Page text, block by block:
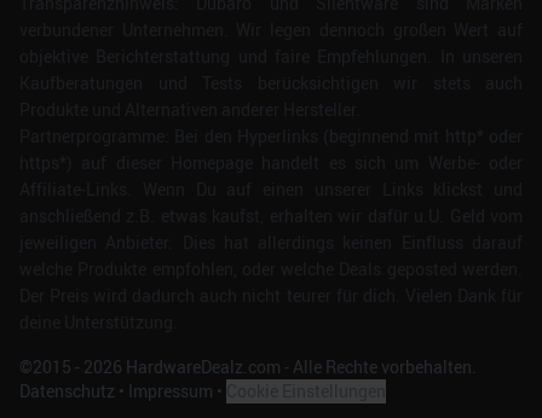
©2015 - 2026 HardwareDealz.com - Alle Rechte vorbehalten.
Datenschutz • Impressum •